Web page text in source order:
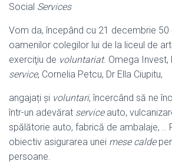
Social Services
Vom da, începând cu 21 decembrie 50
oamenilor colegilor lui de la liceul de
exerciţiu de voluntariat. Omega Invest,
service, Cornelia Petcu, Dr Ella Ciupitu,
angajați și voluntari, încercând să ne
într-un adevărat serviceauto,
spălătorie auto, fabrică de ambalaje, ..
obiectiv asigurarea unei mese calde
persoane.